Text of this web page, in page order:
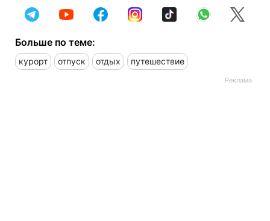
Больше по теме:
курорт отпуск отдых путешествие